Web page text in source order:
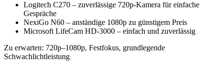
Logitech C270 – zuverlässige 720p-Kamera für einfache
Gespräche
NexiGo N60 – anständige 1080p zu günstigem Preis
Microsoft LifeCam HD-3000 – einfach und zuverlässig
Zu erwarten: 720p–1080p, Festfokus, grundlegende
Schwachlichtleistung